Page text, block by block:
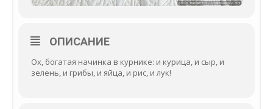
ОПИСАНИЕ
Ох, богатая начинка в курнике: и курица, и сыр, и
зелень, и грибы, и яйца, и рис, и лук!